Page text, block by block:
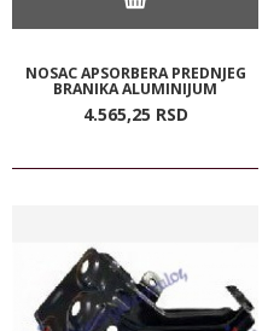
NOSAC APSORBERA PREDNJEG
BRANIKA ALUMINIJUM
4.565,25 RSD